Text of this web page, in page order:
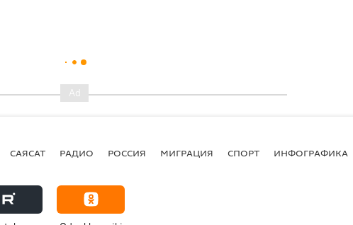
САЯСАТ РАДИО РОССИЯ МИГРАЦИЯ СПОРТ ИНФОГРАФИКА